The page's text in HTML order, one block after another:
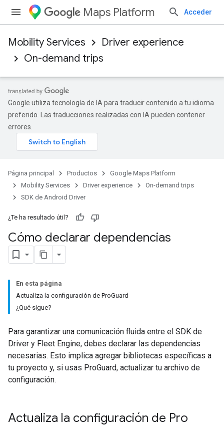
Maps Platform Acceder
Mobility Services
Driver experience
On-demand trips
Google utiliza tecnología de IA para traducir contenido a tu idioma
preferido. Las traducciones realizadas con IA pueden contener
errores.
Página principal Productos
Google Maps Platform
Mobility Services
Driver experience
On-demand trips
SDK de Android Driver
¿Te ha resultado útil?
Cómo declarar dependencias
En esta página
Actualiza la configuración de ProGuard
¿Qué sigue?
Para garantizar una comunicación fluida entre el SDK de
Driver y Fleet Engine, debes declarar las dependencias
necesarias. Esto implica agregar bibliotecas específicas a
tu proyecto y, si usas ProGuard, actualizar tu archivo de
configuración.
Actualiza la configuración de Pro